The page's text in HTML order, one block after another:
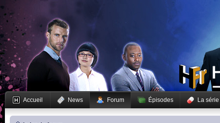
Accueil News Forum Épisodes La série